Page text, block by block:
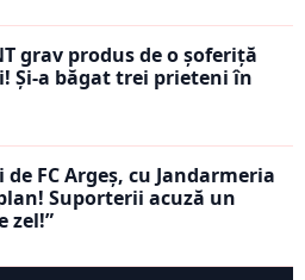
grav produs de o șoferiță
Și-a băgat trei prieteni în
de FC Argeș, cu Jandarmeria
Suporterii acuză un
zel!”